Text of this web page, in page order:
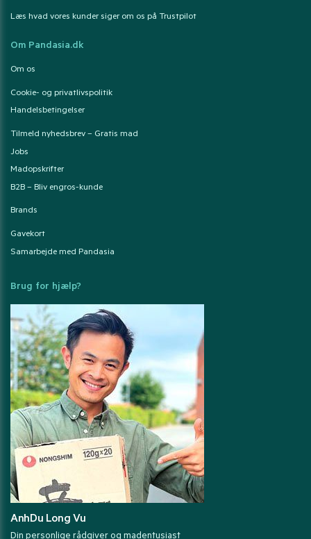
Læs hvad vores kunder siger om os på Trustpilot
Om Pandasia.dk
Om os
Cookie- og privatlivspolitik
Handelsbetingelser
Tilmeld nyhedsbrev – Gratis mad
Jobs
Madopskrifter
B2B – Bliv engros-kunde
Brands
Gavekort
Samarbejde med Pandasia
Brug for hjælp?
AnhDu Long Vu
Din personlige rådgiver og madentusiast